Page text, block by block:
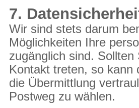
7.
Wir sind stets darum
Möglichkeiten Ihre
zugänglich sind.
Kontakt treten, so kann
die Übermittlung
Postweg zu wählen.